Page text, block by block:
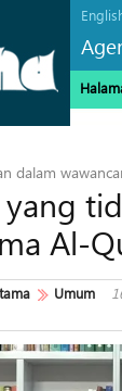
dalam
yang
Al-
Umum